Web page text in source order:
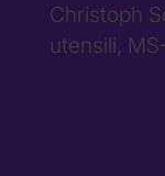
Christoph
utensili,